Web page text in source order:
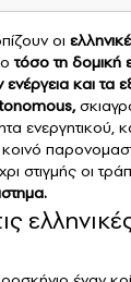
οι
τόσο τη δομική
και τα
ενεργητικού,
στιγμής οι